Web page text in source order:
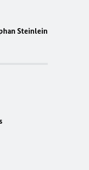
Steinlein